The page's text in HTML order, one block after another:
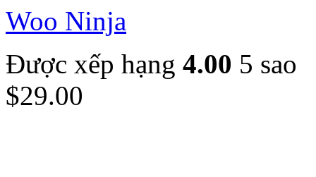
Woo Ninja
Được xếp hạng 4.00 5 sao
$29.00